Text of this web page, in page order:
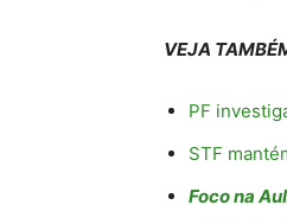
VEJA
PF
STF
Foco na